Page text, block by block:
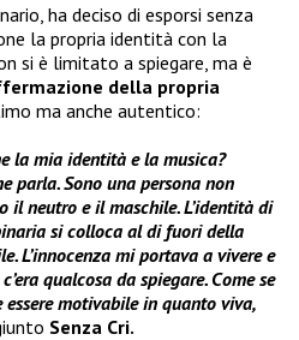
ha deciso di esporsi senza
la propria identità con la
si è limitato a spiegare, ma è
della propria
ma anche autentico:
la mia identità e la musica?
parla. Sono una persona non
il neutro e il maschile. L’identità di
si colloca al di fuori della
L’innocenza mi portava a vivere e
qualcosa da spiegare. Come se
motivabile in quanto viva,
Senza Cri.